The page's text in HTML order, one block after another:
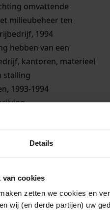
Details
van cookies
zetten we cookies en
wij (en derde partijen) uw
omvattende
milieubeheer ten
1994
hebben van een
kantoren, materieel
stalling
1993-1994
hebben van een
kantoren, materieel
1993-1994
hebben van
1995